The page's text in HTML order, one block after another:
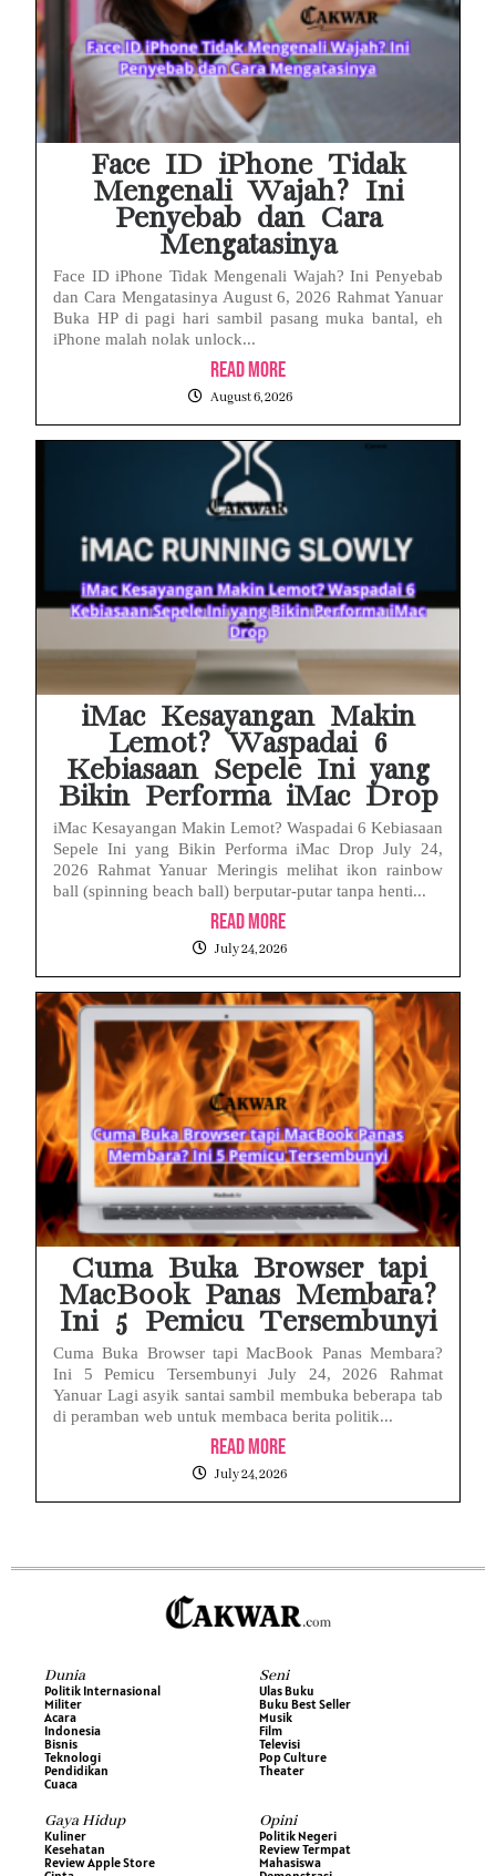
Face ID iPhone Tidak
Mengenali Wajah? Ini
Penyebab dan Cara
Mengatasinya
Face ID iPhone Tidak Mengenali Wajah? Ini Penyebab
dan Cara Mengatasinya August 6, 2026 Rahmat Yanuar
Buka HP di pagi hari sambil pasang muka bantal, eh
iPhone malah nolak unlock...
Read More
August 6, 2026
iMac Kesayangan Makin
Lemot? Waspadai 6
Kebiasaan Sepele Ini yang
Bikin Performa iMac Drop
iMac Kesayangan Makin Lemot? Waspadai 6 Kebiasaan
Sepele Ini yang Bikin Performa iMac Drop July 24,
2026 Rahmat Yanuar Meringis melihat ikon rainbow
ball (spinning beach ball) berputar-putar tanpa henti...
Read More
July 24, 2026
Cuma Buka Browser tapi
MacBook Panas Membara?
Ini 5 Pemicu Tersembunyi
Cuma Buka Browser tapi MacBook Panas Membara?
Ini 5 Pemicu Tersembunyi July 24, 2026 Rahmat
Yanuar Lagi asyik santai sambil membuka beberapa tab
di peramban web untuk membaca berita politik...
Read More
July 24, 2026
Dunia
Politik Internasional
Militer
Acara
Indonesia
Bisnis
Teknologi
Pendidikan
Cuaca
Seni
Ulas Buku
Buku Best Seller
Musik
Film
Televisi
Pop Culture
Theater
Gaya Hidup
Kuliner
Kesehatan
Review Apple Store
Opini
Politik Negeri
Review Termpat
Mahasiswa